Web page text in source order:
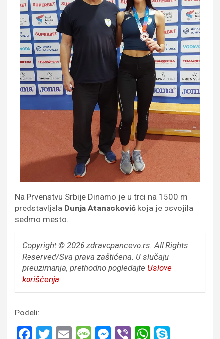
Na Prvenstvu Srbije Dinamo je u trci na 1500 m
predstavljala Dunja Atanacković koja je osvojila
sedmo mesto.
Copyright © 2026 zdravopancevo.rs. All Rights
Reserved/Sva prava zaštićena. U slučaju
preuzimanja, prethodno pogledajte Uslove
korišćenja.
Podeli:
F
T
E
M M Vi W